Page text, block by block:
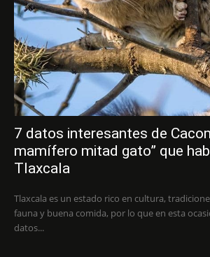
7 datos interesantes de
mamífero mitad gato” que
Tlaxcala
Tlaxcala es un estado rico en cultura,
fauna y buena comida, por lo que en esta
datos...